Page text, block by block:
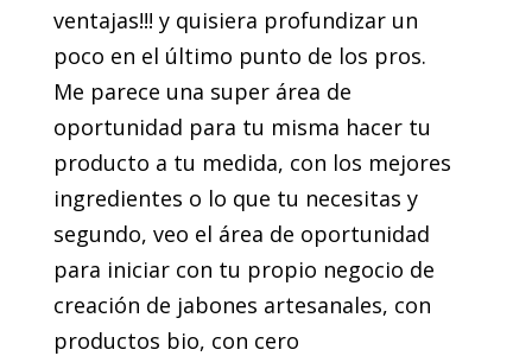
ventajas!!! y quisiera profundizar un
poco en el último punto de los pros.
Me parece una super área de
oportunidad para tu misma hacer tu
producto a tu medida, con los mejores
ingredientes o lo que tu necesitas y
segundo, veo el área de oportunidad
para iniciar con tu propio negocio de
creación de jabones artesanales, con
productos bio, con cero